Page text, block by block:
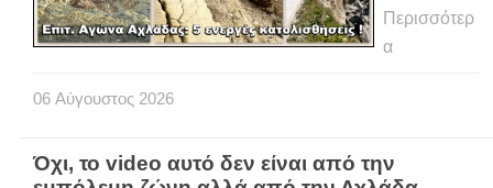
Περισσότερ
α
06 Αύγουστος 2026
Όχι, το video αυτό δεν είναι από την